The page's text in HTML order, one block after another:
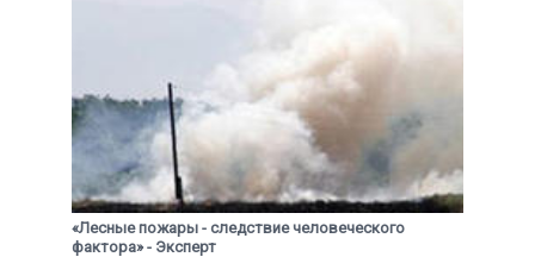
«Лесные пожары - следствие человеческого
фактора» - Эксперт